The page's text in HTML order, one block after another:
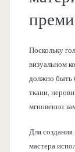
Поскольку
визуальном
должно быть
ткани,
мгновенно
Для
мастера